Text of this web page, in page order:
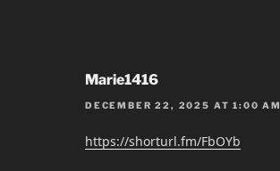
Marie1416
DECEMBER 22, 2025 AT 1:00 AM
https://shorturl.fm/FbOYb